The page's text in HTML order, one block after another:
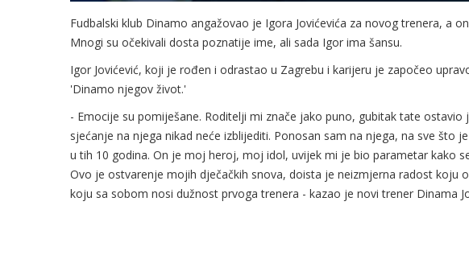
Fudbalski klub Dinamo angažovao je Igora Jovićevića za novog trenera, a
Mnogi su očekivali dosta poznatije ime, ali sada Igor ima šansu.
Igor Jovićević, koji je rođen i odrastao u Zagrebu i karijeru je započeo
'Dinamo njegov život.'
- Emocije su pomiješane. Roditelji mi znače jako puno, gubitak tate
sjećanje na njega nikad neće izblijediti. Ponosan sam na njega, na sve što
u tih 10 godina. On je moj heroj, moj idol, uvijek mi je bio parametar kako
Ovo je ostvarenje mojih dječačkih snova, doista je neizmjerna radost koju
koju sa sobom nosi dužnost prvoga trenera - kazao je novi trener Dinama